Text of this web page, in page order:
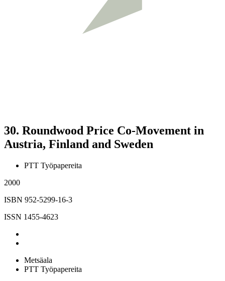
30. Roundwood Price Co-Movement in
Austria, Finland and Sweden
PTT Työpapereita
2000
ISBN 952-5299-16-3
ISSN 1455-4623
Metsäala
PTT Työpapereita